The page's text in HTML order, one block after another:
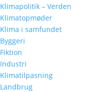
Klimapolitik – Verden
Klimatopmøder
Klima i samfundet
Byggeri
Fiktion
Industri
Klimatilpasning
Landbrug